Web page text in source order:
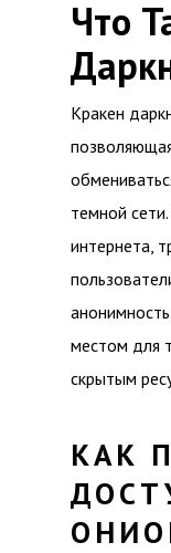
Что
Кракен
темной
интернета,
местом для
скрытым
КАК